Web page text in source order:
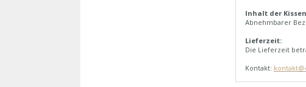
Inhalt der
Abnehmbarer
Lieferzeit:
Die Lieferzeit
Kontakt: